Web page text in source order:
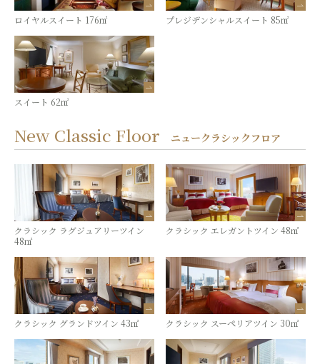
ロイヤルスイート 176㎡ プレジデンシャルスイート 85㎡
スイート 62㎡
New Classic Floor ニュークラシックフロア
クラシック ラグジュアリーツイン
48㎡
クラシック エレガントツイン 48㎡
クラシック グランドツイン 43㎡ クラシック スーペリアツイン 30㎡